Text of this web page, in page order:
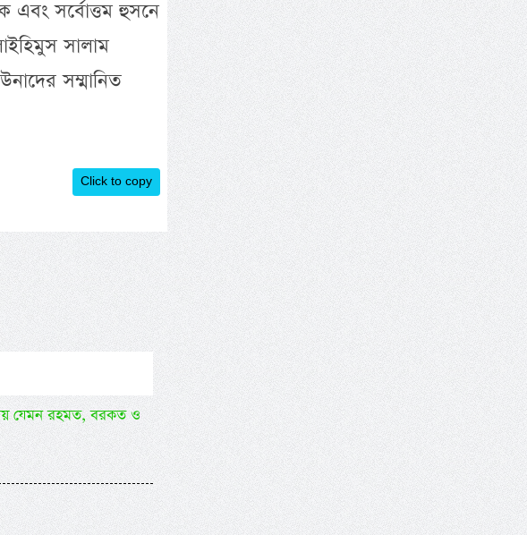
এবং সর্বোত্তম হুসনে
সালাম
সম্মানিত
Click to copy
যেমন রহমত, বরকত ও